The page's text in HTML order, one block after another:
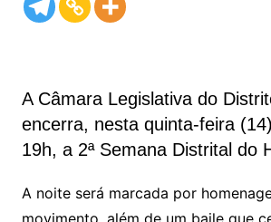
A Câmara Legislativa do
encerra, nesta quinta-feira
19h, a 2ª Semana Distrital do
A noite será marcada por